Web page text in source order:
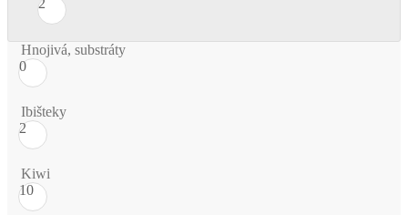
Hnojivá, substráty
0
Ibišteky
2
Kiwi
10